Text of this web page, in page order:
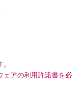
ェアの利用許諾書を必